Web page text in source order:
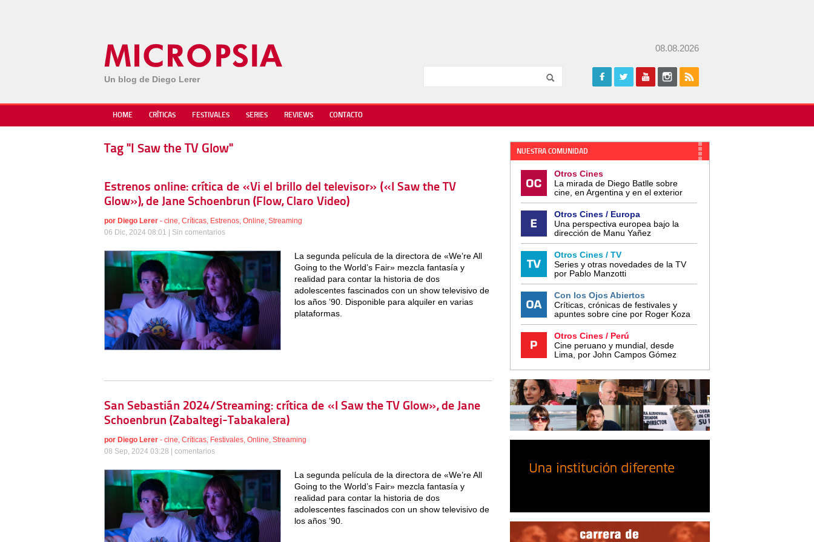
Un blog de Diego Lerer
08.08.2026
HOME CRÍTICAS FESTIVALES SERIES REVIEWS CONTACTO
Tag "I Saw the TV Glow"
Estrenos online: crítica de «Vi el brillo del televisor» («I Saw the TV
Glow»), de Jane Schoenbrun (Flow, Claro Video)
por Diego Lerer - cine, Críticas, Estrenos, Online, Streaming
06 Dic, 2024 08:01 | Sin comentarios
La segunda película de la directora de «We’re All
Going to the World’s Fair» mezcla fantasía y
realidad para contar la historia de dos
adolescentes fascinados con un show televisivo de
los años ’90. Disponible para alquiler en varias
plataformas.
San Sebastián 2024/Streaming: crítica de «I Saw the TV Glow», de Jane
Schoenbrun (Zabaltegi-Tabakalera)
por Diego Lerer - cine, Críticas, Festivales, Online, Streaming
08 Sep, 2024 03:28 | comentarios
La segunda película de la directora de «We’re All
Going to the World’s Fair» mezcla fantasía y
realidad para contar la historia de dos
adolescentes fascinados con un show televisivo de
los años ’90.
NUESTRA COMUNIDAD
Otros Cines
La mirada de Diego Batlle sobre
cine, en Argentina y en el exterior
Otros Cines / Europa
Una perspectiva europea bajo la
dirección de Manu Yañez
Otros Cines / TV
Series y otras novedades de la TV
por Pablo Manzotti
Con los Ojos Abiertos
Críticas, crónicas de festivales y
apuntes sobre cine por Roger Koza
Otros Cines / Perú
Cine peruano y mundial, desde
Lima, por John Campos Gómez